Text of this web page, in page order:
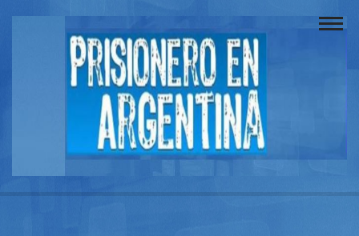
Buscador
Documentos